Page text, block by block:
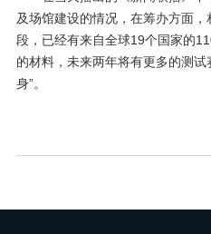
及场馆建设的情况，在筹办方面
段，已经有来自全球19个国家的
的材料，未来两年将有更多的测
身”。